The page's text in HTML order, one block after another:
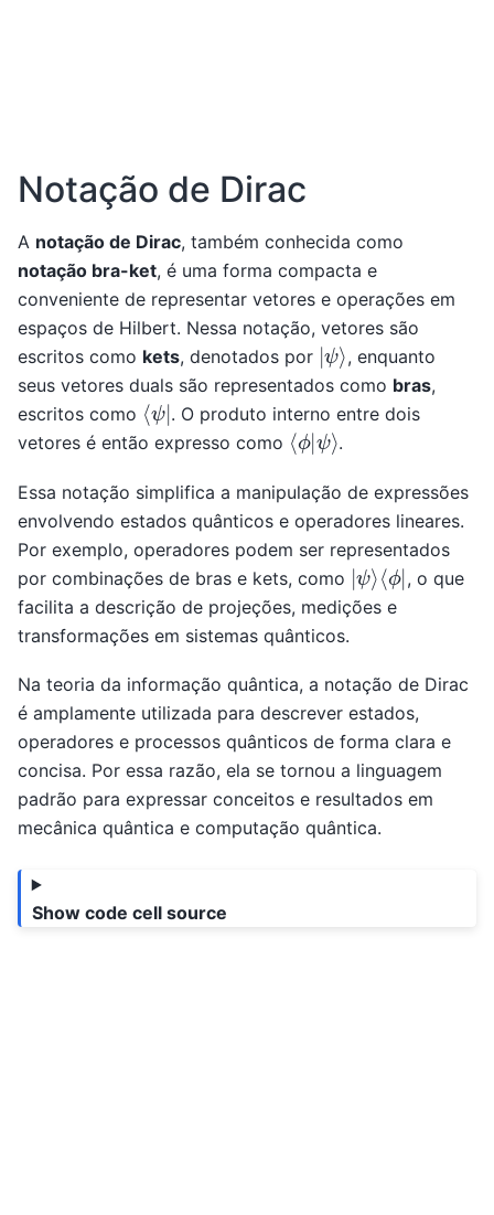
Notação de Dirac
A notação de Dirac, também conhecida como
notação bra-ket, é uma forma compacta e
conveniente de representar vetores e operações em
espaços de Hilbert. Nessa notação, vetores são
escritos como kets, denotados por |ψ⟩ , enquanto
seus vetores duals são representados como bras,
escritos como ⟨ψ|. O produto interno entre dois
vetores é então expresso como ⟨ ϕ|
ψ⟩ .
Essa notação simplifica a manipulação de expressões
envolvendo estados quânticos e operadores lineares.
Por exemplo, operadores podem ser representados
por combinações de bras e kets, como |ψ⟩
⟨ϕ|
, o que
facilita a descrição de projeções, medições e
transformações em sistemas quânticos.
Na teoria da informação quântica, a notação de Dirac
é amplamente utilizada para descrever estados,
operadores e processos quânticos de forma clara e
concisa. Por essa razão, ela se tornou a linguagem
padrão para expressar conceitos e resultados em
mecânica quântica e computação quântica.
Show code cell source